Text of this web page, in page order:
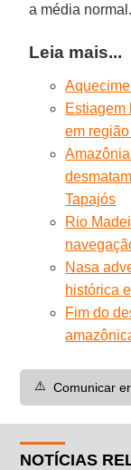
a média normal.
Leia mais...
Estiagem
em
Tapajós
Rio
Nasa
histórica
Fim do
⚠️ Comunicar
NOTÍCIAS